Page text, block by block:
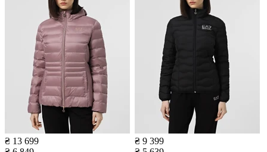
₴ 13 699
₴ 9 399